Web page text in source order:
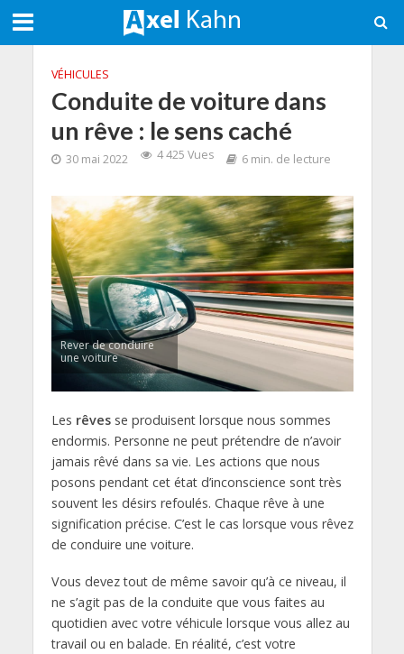
VÉHICULES
Conduite de voiture dans
un rêve : le sens caché
30 mai 2022 4 425 Vues 6 min. de lecture
Rever de conduire
une voiture
Les rêvesse produisent lorsque nous sommes
endormis. Personne ne peut prétendre de n’avoir
jamais rêvé dans sa vie. Les actions que nous
posons pendant cet état d’inconscience sont très
souvent les désirs refoulés. Chaque rêve à une
signification précise. C’est le cas lorsque vous rêvez
de conduire une voiture.
Vous devez tout de même savoir qu’à ce niveau, il
ne s’agit pas de la conduite que vous faites au
quotidien avec votre véhicule lorsque vous allez au
travail ou en balade. En réalité, c’est votre